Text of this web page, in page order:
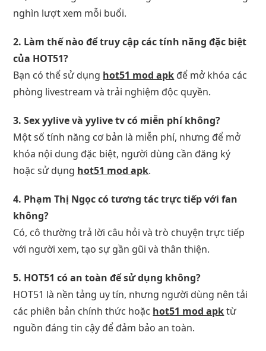
nghìn lượt xem mỗi buổi.
2. Làm thế nào để truy cập các tính năng đặc biệt
của HOT51?
Bạn có thể sử dụng hot51 mod apk để mở khóa các
phòng livestream và trải nghiệm độc quyền.
3. Sex yylive và yylive tv có miễn phí không?
Một số tính năng cơ bản là miễn phí, nhưng để mở
khóa nội dung đặc biệt, người dùng cần đăng ký
hoặc sử dụng hot51 mod apk.
4. Phạm Thị Ngọc có tương tác trực tiếp với fan
không?
Có, cô thường trả lời câu hỏi và trò chuyện trực tiếp
với người xem, tạo sự gần gũi và thân thiện.
5. HOT51 có an toàn để sử dụng không?
HOT51 là nền tảng uy tín, nhưng người dùng nên tải
các phiên bản chính thức hoặc hot51 mod apktừ
nguồn đáng tin cậy để đảm bảo an toàn.